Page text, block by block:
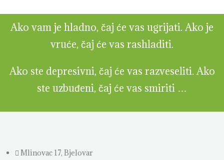
Ako vam je hladno, čaj će vas ugrijati. Ako je
vruće, čaj će vas rashladiti.
Ako ste depresivni, čaj će vas razveseliti. Ako
ste uzbuđeni, čaj će vas smiriti …
Mlinovac 17, Bjelovar